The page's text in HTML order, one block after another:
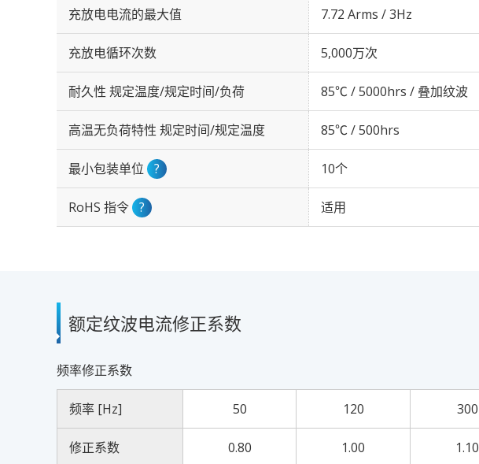
充放电电流的最大值 7.72 Arms / 3Hz
充放电循环次数 5,000万次
耐久性 规定温度/规定时间/负荷 85℃ / 5000hrs / 叠加纹波
高温无负荷特性 规定时间/规定温度 85℃ / 500hrs
最小包装单位 ? 10个
RoHS 指令 ? 适用
额定纹波电流修正系数
频率修正系数
频率 [Hz] 50 120 300
修正系数 0.80 1.00 1.10